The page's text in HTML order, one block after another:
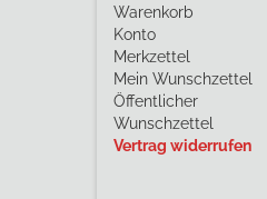
Warenkorb
Konto
Merkzettel
Mein Wunschzettel
Öffentlicher
Wunschzettel
Vertrag widerrufen